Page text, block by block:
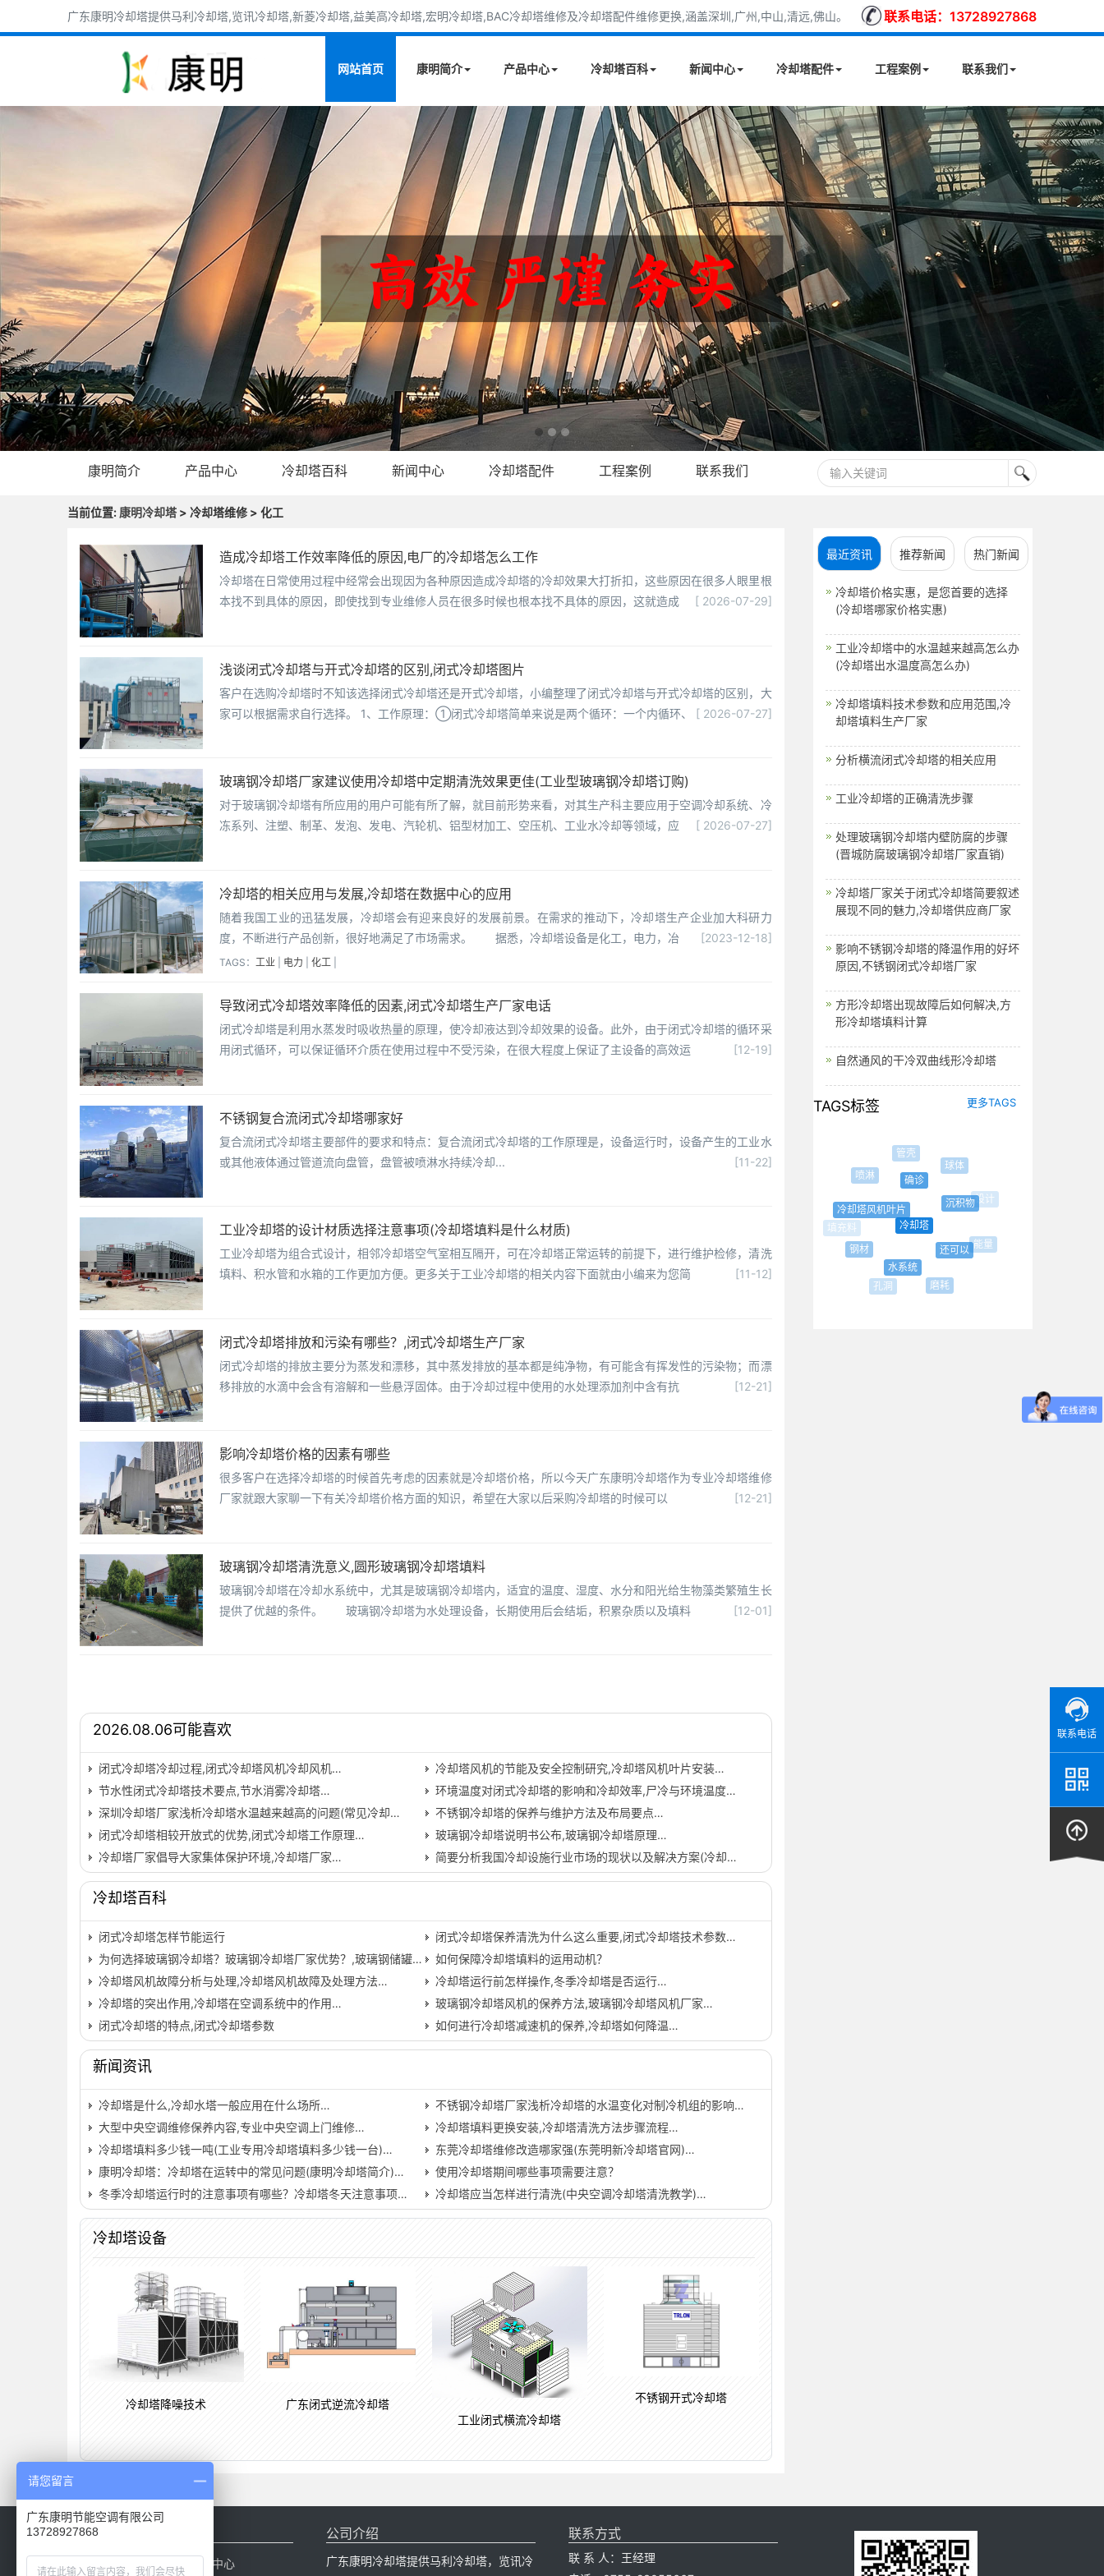
广东康明冷却塔提供马利冷却塔,览讯冷却塔,新菱冷却塔,益美高冷却塔,宏明冷却塔,BAC冷却塔维修及冷却塔配件维修更换,涵盖深圳,广州,中山,清远,佛山。 联系电话：13728927868
网站首页 康明简介 产品中心 冷却塔百科 新闻中心 冷却塔配件 工程案例 联系我们
康明简介 产品中心 冷却塔百科 新闻中心 冷却塔配件 工程案例 联系我们
当前位置: 康明冷却塔> 冷却塔维修 > 化工
造成冷却塔工作效率降低的原因,电厂的冷却塔怎么工作
冷却塔在日常使用过程中经常会出现因为各种原因造成冷却塔的冷却效果大打折扣，这些原因在很多人眼里根
本找不到具体的原因，即使找到专业维修人员在很多时候也根本找不具体的原因，这就造成
[ 2026-07-29]
浅谈闭式冷却塔与开式冷却塔的区别,闭式冷却塔图片
客户在选购冷却塔时不知该选择闭式冷却塔还是开式冷却塔，小编整理了闭式冷却塔与开式冷却塔的区别，大
家可以根据需求自行选择。 1、工作原理：①闭式冷却塔简单来说是两个循环：一个内循环、
[ 2026-07-27]
玻璃钢冷却塔厂家建议使用冷却塔中定期清洗效果更佳(工业型玻璃钢冷却塔订购)
对于玻璃钢冷却塔有所应用的用户可能有所了解，就目前形势来看，对其生产科主要应用于空调冷却系统、冷
冻系列、注塑、制革、发泡、发电、汽轮机、铝型材加工、空压机、工业水冷却等领域，应
[ 2026-07-27]
冷却塔的相关应用与发展,冷却塔在数据中心的应用
随着我国工业的迅猛发展，冷却塔会有迎来良好的发展前景。在需求的推动下，冷却塔生产企业加大科研力
度，不断进行产品创新，很好地满足了市场需求。 据悉，冷却塔设备是化工，电力，冶
[2023-12-18]
TAGS： 工业 电力 化工
导致闭式冷却塔效率降低的因素,闭式冷却塔生产厂家电话
闭式冷却塔是利用水蒸发时吸收热量的原理，使冷却液达到冷却效果的设备。此外，由于闭式冷却塔的循环采
用闭式循环，可以保证循环介质在使用过程中不受污染，在很大程度上保证了主设备的高效运
[12-19]
不锈钢复合流闭式冷却塔哪家好
复合流闭式冷却塔主要部件的要求和特点：复合流闭式冷却塔的工作原理是，设备运行时，设备产生的工业水
或其他液体通过管道流向盘管，盘管被喷淋水持续冷却...
[11-22]
工业冷却塔的设计材质选择注意事项(冷却塔填料是什么材质)
工业冷却塔为组合式设计，相邻冷却塔空气室相互隔开，可在冷却塔正常运转的前提下，进行维护检修，清洗
填料、积水管和水箱的工作更加方便。更多关于工业冷却塔的相关内容下面就由小编来为您简
[11-12]
闭式冷却塔排放和污染有哪些？,闭式冷却塔生产厂家
闭式冷却塔的排放主要分为蒸发和漂移，其中蒸发排放的基本都是纯净物，有可能含有挥发性的污染物；而漂
移排放的水滴中会含有溶解和一些悬浮固体。由于冷却过程中使用的水处理添加剂中含有抗
[12-21]
影响冷却塔价格的因素有哪些
很多客户在选择冷却塔的时候首先考虑的因素就是冷却塔价格，所以今天广东康明冷却塔作为专业冷却塔维修
厂家就跟大家聊一下有关冷却塔价格方面的知识，希望在大家以后采购冷却塔的时候可以
[12-21]
玻璃钢冷却塔清洗意义,圆形玻璃钢冷却塔填料
玻璃钢冷却塔在冷却水系统中，尤其是玻璃钢冷却塔内，适宜的温度、湿度、水分和阳光给生物藻类繁殖生长
提供了优越的条件。 玻璃钢冷却塔为水处理设备，长期使用后会结垢，积累杂质以及填料
[12-01]
2026.08.06可能喜欢
闭式冷却塔冷却过程,闭式冷却塔风机冷却风机…
冷却塔风机的节能及安全控制研究,冷却塔风机叶片安装…
节水性闭式冷却塔技术要点,节水消雾冷却塔…
环境温度对闭式冷却塔的影响和冷却效率,尸冷与环境温度…
深圳冷却塔厂家浅析冷却塔水温越来越高的问题(常见冷却…
不锈钢冷却塔的保养与维护方法及布局要点…
闭式冷却塔相较开放式的优势,闭式冷却塔工作原理…
玻璃钢冷却塔说明书公布,玻璃钢冷却塔原理…
冷却塔厂家倡导大家集体保护环境,冷却塔厂家…
简要分析我国冷却设施行业市场的现状以及解决方案(冷却…
冷却塔百科
闭式冷却塔怎样节能运行
闭式冷却塔保养清洗为什么这么重要,闭式冷却塔技术参数…
为何选择玻璃钢冷却塔？玻璃钢冷却塔厂家优势？,玻璃钢储罐…
如何保障冷却塔填料的运用动机？
冷却塔风机故障分析与处理,冷却塔风机故障及处理方法…
冷却塔运行前怎样操作,冬季冷却塔是否运行…
冷却塔的突出作用,冷却塔在空调系统中的作用…
玻璃钢冷却塔风机的保养方法,玻璃钢冷却塔风机厂家…
闭式冷却塔的特点,闭式冷却塔参数
如何进行冷却塔减速机的保养,冷却塔如何降温…
新闻资讯
冷却塔是什么,冷却水塔一般应用在什么场所…
不锈钢冷却塔厂家浅析冷却塔的水温变化对制冷机组的影响…
大型中央空调维修保养内容,专业中央空调上门维修…
冷却塔填料更换安装,冷却塔清洗方法步骤流程…
冷却塔填料多少钱一吨(工业专用冷却塔填料多少钱一台)…
东莞冷却塔维修改造哪家强(东莞明新冷却塔官网)…
康明冷却塔：冷却塔在运转中的常见问题(康明冷却塔简介)…
使用冷却塔期间哪些事项需要注意？
冬季冷却塔运行时的注意事项有哪些？冷却塔冬天注意事项…
冷却塔应当怎样进行清洗(中央空调冷却塔清洗教学)…
冷却塔设备
冷却塔降噪技术
广东闭式逆流冷却塔
工业闭式横流冷却塔
不锈钢开式冷却塔
最近资讯 推荐新闻 热门新闻
冷却塔价格实惠，是您首要的选择
(冷却塔哪家价格实惠)
工业冷却塔中的水温越来越高怎么办
(冷却塔出水温度高怎么办)
冷却塔填料技术参数和应用范围,冷
却塔填料生产厂家
分析横流闭式冷却塔的相关应用
工业冷却塔的正确清洗步骤
处理玻璃钢冷却塔内壁防腐的步骤
(晋城防腐玻璃钢冷却塔厂家直销)
冷却塔厂家关于闭式冷却塔简要叙述
展现不同的魅力,冷却塔供应商厂家
影响不锈钢冷却塔的降温作用的好坏
原因,不锈钢闭式冷却塔厂家
方形冷却塔出现故障后如何解决,方
形冷却塔填料计算
自然通风的干冷双曲线形冷却塔
TAGS标签 更多TAGS
钢材
冷却塔风机叶片
喷淋
孔洞
水系统
冷却塔
确诊
管壳
磨耗
还可以
沉积物
球体
能量
设计
网站导航
网站首页 产品中心
公司介绍
广东康明冷却塔提供马利冷却塔，览讯冷
联系方式
联 系 人：王经理
联系电话
请您留言
广东康明节能空调有限公司
13728927868